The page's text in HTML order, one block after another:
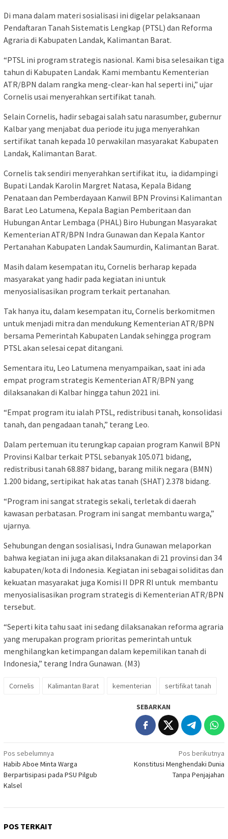
Di mana dalam materi sosialisasi ini digelar pelaksanaan
Pendaftaran Tanah Sistematis Lengkap (PTSL) dan Reforma
Agraria di Kabupaten Landak, Kalimantan Barat.
“PTSL ini program strategis nasional. Kami bisa selesaikan tiga
tahun di Kabupaten Landak. Kami membantu Kementerian
ATR/BPN dalam rangka meng-clear-kan hal seperti ini,” ujar
Cornelis usai menyerahkan sertifikat tanah.
Selain Cornelis, hadir sebagai salah satu narasumber, gubernur
Kalbar yang menjabat dua periode itu juga menyerahkan
sertifikat tanah kepada 10 perwakilan masyarakat Kabupaten
Landak, Kalimantan Barat.
Cornelis tak sendiri menyerahkan sertifikat itu, ia didampingi
Bupati Landak Karolin Margret Natasa, Kepala Bidang
Penataan dan Pemberdayaan Kanwil BPN Provinsi Kalimantan
Barat Leo Latumena, Kepala Bagian Pemberitaan dan
Hubungan Antar Lembaga (PHAL) Biro Hubungan Masyarakat
Kementerian ATR/BPN Indra Gunawan dan Kepala Kantor
Pertanahan Kabupaten Landak Saumurdin, Kalimantan Barat.
Masih dalam kesempatan itu, Cornelis berharap kepada
masyarakat yang hadir pada kegiatan ini untuk
menyosialisasikan program terkait pertanahan.
Tak hanya itu, dalam kesempatan itu, Cornelis berkomitmen
untuk menjadi mitra dan mendukung Kementerian ATR/BPN
bersama Pemerintah Kabupaten Landak sehingga program
PTSL akan selesai cepat ditangani.
Sementara itu, Leo Latumena menyampaikan, saat ini ada
empat program strategis Kementerian ATR/BPN yang
dilaksanakan di Kalbar hingga tahun 2021 ini.
“Empat program itu ialah PTSL, redistribusi tanah, konsolidasi
tanah, dan pengadaan tanah,” terang Leo.
Dalam pertemuan itu terungkap capaian program Kanwil BPN
Provinsi Kalbar terkait PTSL sebanyak 105.071 bidang,
redistribusi tanah 68.887 bidang, barang milik negara (BMN)
1.200 bidang, sertipikat hak atas tanah (SHAT) 2.378 bidang.
“Program ini sangat strategis sekali, terletak di daerah
kawasan perbatasan. Program ini sangat membantu warga,”
ujarnya.
Sehubungan dengan sosialisasi, Indra Gunawan melaporkan
bahwa kegiatan ini juga akan dilaksanakan di 21 provinsi dan 34
kabupaten/kota di Indonesia. Kegiatan ini sebagai soliditas dan
kekuatan masyarakat juga Komisi II DPR RI untuk membantu
menyosialisasikan program strategis di Kementerian ATR/BPN
tersebut.
“Seperti kita tahu saat ini sedang dilaksanakan reforma agraria
yang merupakan program prioritas pemerintah untuk
menghilangkan ketimpangan dalam kepemilikan tanah di
Indonesia,” terang Indra Gunawan. (M3)
Cornelis Kalimantan Barat kementerian sertifikat tanah
SEBARKAN
Navigasi
pos
Pos sebelumnya
Habib Aboe Minta Warga
Berpartisipasi pada PSU Pilgub
Kalsel
Pos berikutnya
Konstitusi Menghendaki Dunia
Tanpa Penjajahan
POS TERKAIT